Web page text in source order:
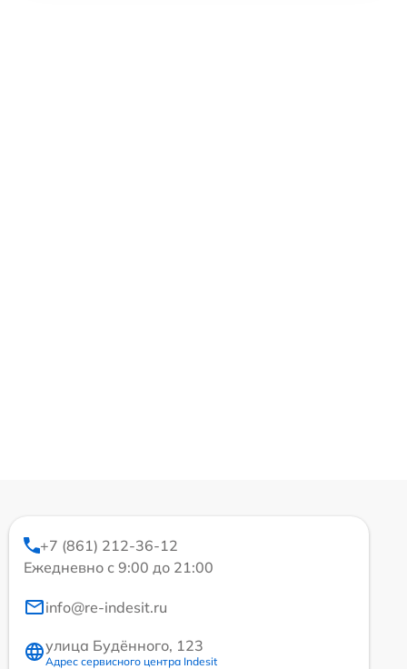
+7 (861) 212-36-12
Ежедневно с 9:00 до 21:00
info@re-indesit.ru
улица Будённого, 123
Адрес сервисного центра Indesit